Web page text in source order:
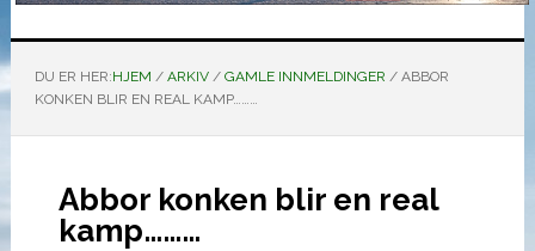
DU ER HER:HJEM / ARKIV / GAMLE INNMELDINGER /ABBOR
KONKEN BLIR EN REAL KAMP………
Abbor konken blir en real
kamp………